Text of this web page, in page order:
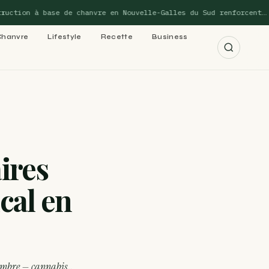
à base de chanvre en Nouvelle-Galles du Sud renforcent…
Lifestyle Recette Business
: le
en